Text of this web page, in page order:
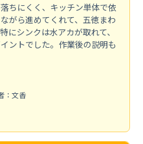
ちにくく、キッチン単体で依
がら進めてくれて、五徳まわ
にシンクは水アカが取れて、
ントでした。作業後の説明も
：文香